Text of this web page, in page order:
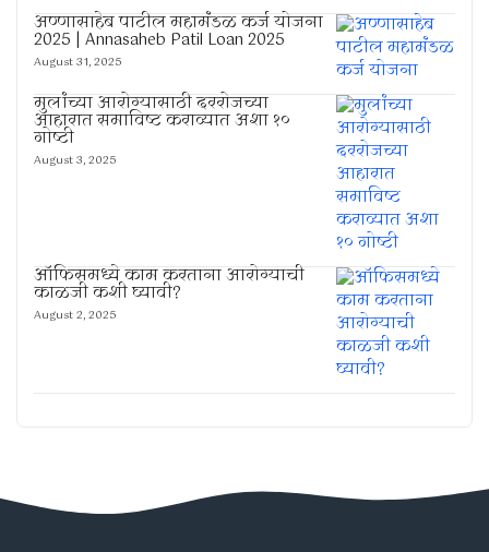
अण्णासाहेब पाटील महामंडळ कर्ज योजना
2025 | Annasaheb Patil Loan 2025
August 31, 2025
मुलांच्या आरोग्यासाठी दररोजच्या
आहारात समाविष्ट कराव्यात अशा १०
गोष्टी
August 3, 2025
ऑफिसमध्ये काम करताना आरोग्याची
काळजी कशी घ्यावी?
August 2, 2025